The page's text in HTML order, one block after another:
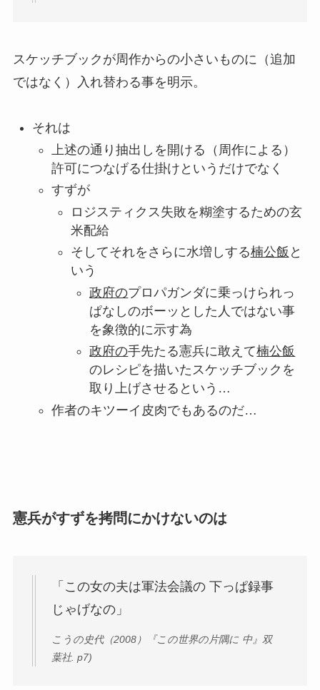
スケッチブックが周作からの小さいものに（追加
ではなく）入れ替わる事を明示。
それは
上述の通り抽出しを開ける（周作による）
許可につなげる仕掛けというだけでなく
すずが
ロジスティクス失敗を糊塗するための玄
米配給
そしてそれをさらに水増しする楠公飯 と
いう
政府のプロパガンダに乗っけられっ
ぱなしのボーッとした人ではない事
を象徴的に示す為
政府の手先たる憲兵に敢えて楠公飯
のレシピを描いたスケッチブックを
取り上げさせるという…
作者のキツーイ皮肉でもあるのだ…
憲兵がすずを拷問にかけないのは
「この女の夫は軍法会議の 下っぱ録事
じゃげなの」
こうの史代（2008）『この世界の片隅に 中』双
葉社. p7)